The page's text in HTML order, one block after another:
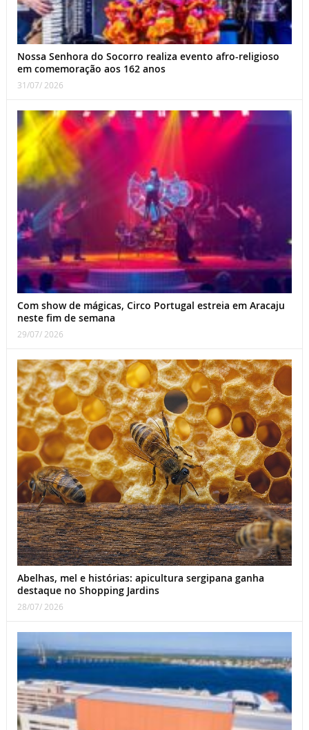
Nossa Senhora do Socorro realiza evento afro-religioso
em comemoração aos 162 anos
31/07/ 2026
Com show de mágicas, Circo Portugal estreia em Aracaju
neste fim de semana
29/07/ 2026
Abelhas, mel e histórias: apicultura sergipana ganha
destaque no Shopping Jardins
28/07/ 2026